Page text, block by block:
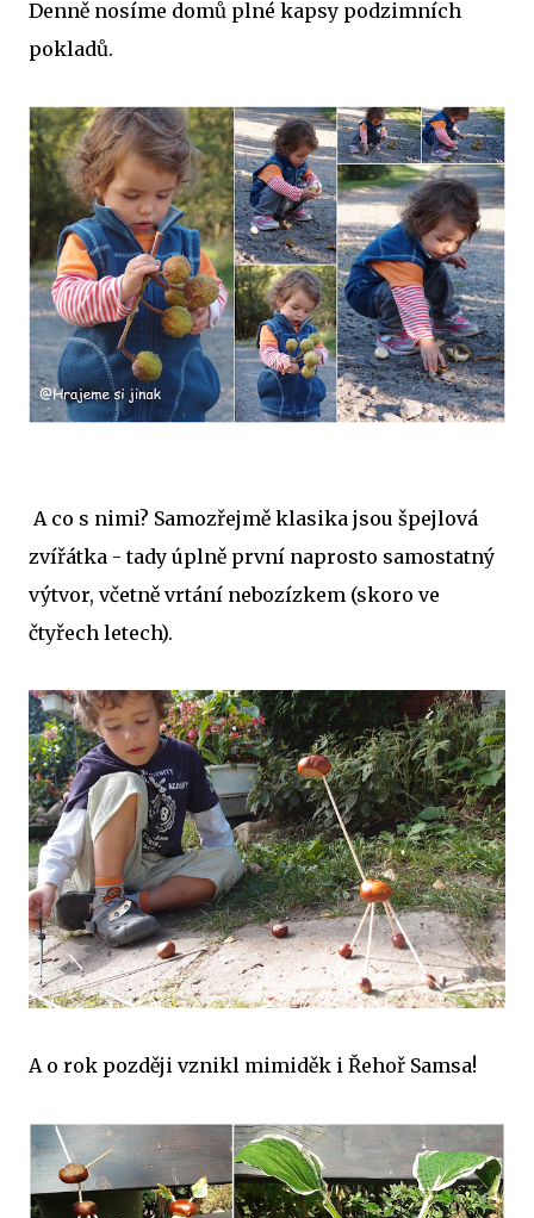
Denně nosíme domů plné kapsy podzimních
pokladů.
A co s nimi? Samozřejmě klasika jsou špejlová
zvířátka - tady úplně první naprosto samostatný
výtvor, včetně vrtání nebozízkem (skoro ve
čtyřech letech).
A o rok později vznikl mimiděk i Řehoř Samsa!